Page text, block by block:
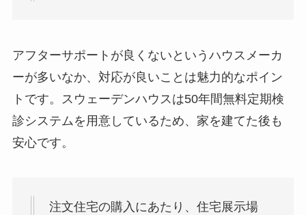
アフターサポートが良くないというハウスメーカ
ーが多いなか、対応が良いことは魅力的なポイン
トです。スウェーデンハウスは50年間無料定期検
診システムを用意しているため、家を建てた後も
安心です。
注文住宅の購入にあたり、住宅展示場